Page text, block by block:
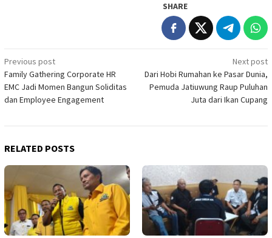
SHARE
Post
navigation
Previous post
Family Gathering Corporate HR
EMC Jadi Momen Bangun Soliditas
dan Employee Engagement
Next post
Dari Hobi Rumahan ke Pasar Dunia,
Pemuda Jatiuwung Raup Puluhan
Juta dari Ikan Cupang
RELATED POSTS